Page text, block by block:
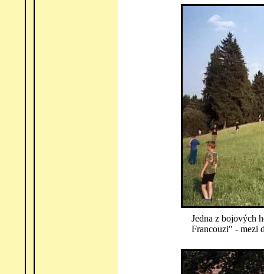
Jedna z bojových
Francouzi" - mezi